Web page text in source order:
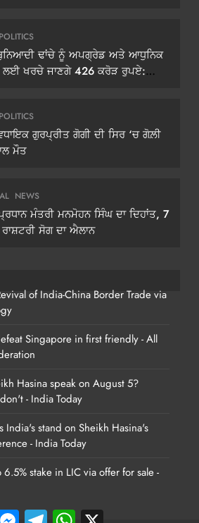
POLITICS
ਢਾਂਚੇ ਨੂੰ ਅਪਗ੍ਰੇਡ ਅਤੇ ਆਧੁਨਿਕ
ਲਈ ਖਰਚੇ ਜਾਣਗੇ 426 ਕਰੋੜ ਰੁਪਏ:
POLITICS
ਗੁਰਪ੍ਰੀਤ ਗੋਗੀ ਦੀ ਸਿਰ ‘ਚ ਗੋਲ਼ੀ
ਮੌਤ
NEWS
ਮੰਤਰੀ ਮਨਮੋਹਨ ਸਿੰਘ ਦਾ ਦਿਹਾਂਤ, 7
ਰਾਸ਼ਟਰੀ ਸੋਗ ਦਾ ਐਲਾਨ
of India-China Border Trade via
Singapore in first friendly - All
Hasina speak on August 5?
- India Today
India's stand on Sheikh Hasina's
- India Today
stake in LIC via offer for sale -
MessengerTelegramWhatsApp